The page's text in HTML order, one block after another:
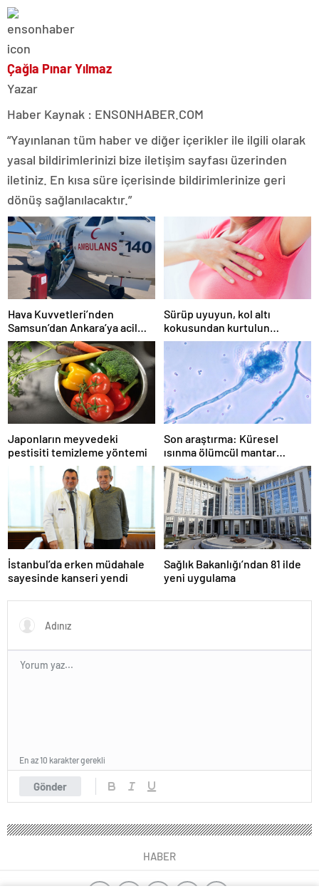
Çağla Pınar Yılmaz
Yazar
Haber Kaynak : ENSONHABER.COM
“Yayınlanan tüm haber ve diğer içerikler ile ilgili olarak
yasal bildirimlerinizi bize iletişim sayfası üzerinden
iletiniz. En kısa süre içerisinde bildirimlerinize geri
dönüş sağlanılacaktır.”
Hava Kuvvetleri’nden
Samsun’dan Ankara’ya acil
organ nakli
Sürüp uyuyun, kol altı
kokusundan kurtulun…
Japonların meyvedeki
pestisiti temizleme yöntemi
Son araştırma: Küresel
ısınma ölümcül mantar
hastalığını yayabilir
İstanbul’da erken müdahale
sayesinde kanseri yendi
Sağlık Bakanlığı’ndan 81 ilde
yeni uygulama
Gönder
En az 10 karakter gerekli
HABER